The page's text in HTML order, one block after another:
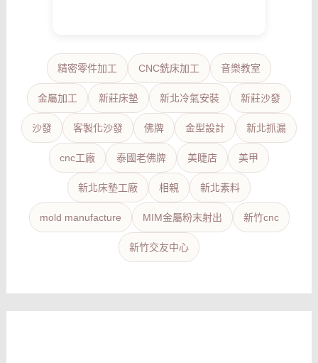
精密零件加工 CNC銑床加工 音樂教室
金屬加工 新莊床墊 新北冷氣安裝 新莊沙發
沙發 客製化沙發 佛牌 金型設計 新北抓漏
cnc工廠 泰國老佛牌 美睫店 美甲
新北床墊工廠 相親 新北素料
mold manufacture MIM金屬粉末射出 新竹cnc
新竹交友中心